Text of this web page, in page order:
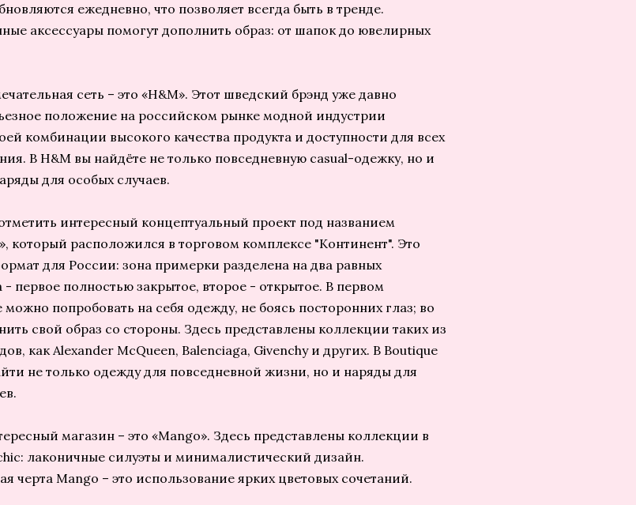
ежедневно, что позволяет всегда быть в тренде.
аксессуары помогут дополнить образ: от шапок до ювелирных
сеть – это «H&M». Этот шведский брэнд уже давно
положение на российском рынке модной индустрии
комбинации высокого качества продукта и доступности для всех
В H&M вы найдёте не только повседневную casual-одежку, но и
для особых случаев.
интересный концептуальный проект под названием
который расположился в торговом комплексе "Континент". Это
для России: зона примерки разделена на два равных
- первое полностью закрытое, второе - открытое. В первом
можно попробовать на себя одежду, не боясь посторонних глаз; во
свой образ со стороны. Здесь представлены коллекции таких из
как Alexander McQueen, Balenciaga, Givenchy и других. В Boutique
не только одежду для повседневной жизни, но и наряды для
магазин – это «Mango». Здесь представлены коллекции в
лаконичные силуэты и минималистический дизайн.
черта Mango – это использование ярких цветовых сочетаний.